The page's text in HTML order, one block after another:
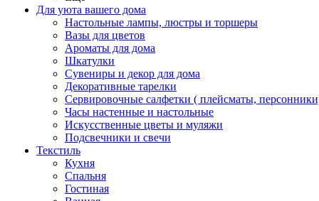
Для уюта вашего дома
Настольные лампы, люстры и торшеры
Вазы для цветов
Ароматы для дома
Шкатулки
Сувениры и декор для дома
Декоративные тарелки
Сервировочные салфетки ( плейсматы,
Часы настенные и настольные
Искусственные цветы и муляжи
Подсвечники и свечи
Текстиль
Кухня
Спальня
Гостиная